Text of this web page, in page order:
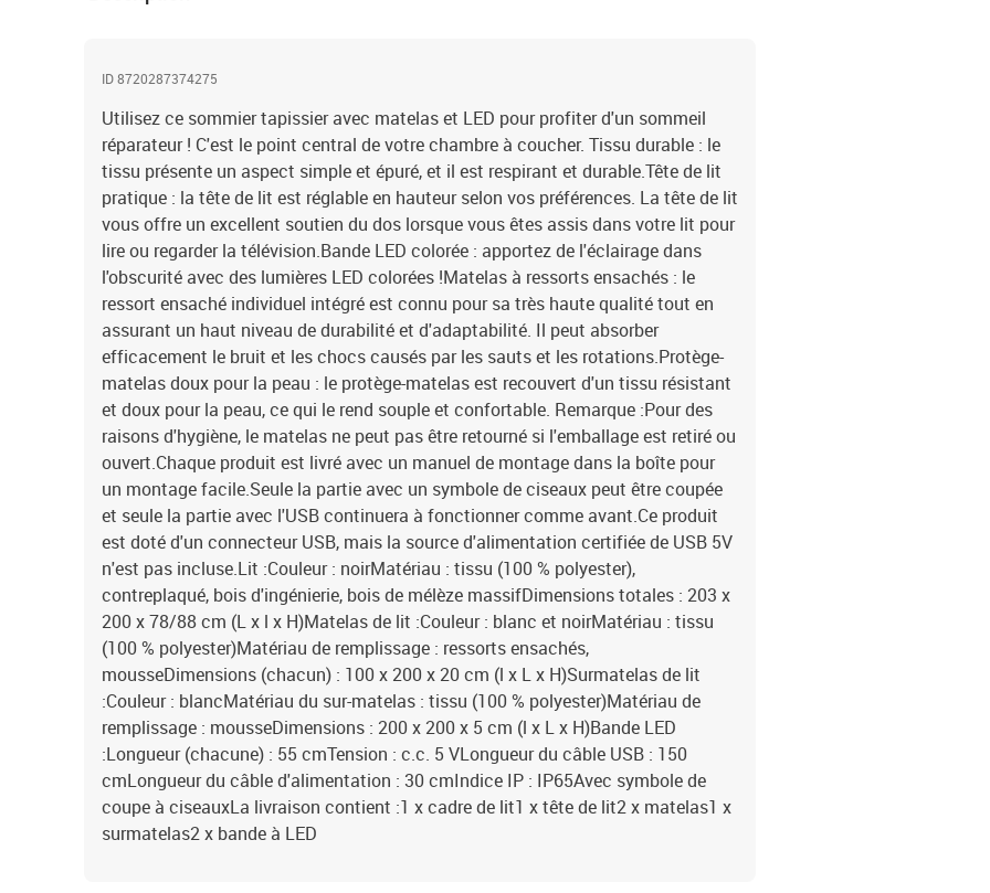
ID 8720287374275
Utilisez ce sommier tapissier avec matelas et LED pour profiter d'un sommeil
réparateur ! C'est le point central de votre chambre à coucher. Tissu durable : le
tissu présente un aspect simple et épuré, et il est respirant et durable.Tête de lit
pratique : la tête de lit est réglable en hauteur selon vos préférences. La tête de lit
vous offre un excellent soutien du dos lorsque vous êtes assis dans votre lit pour
lire ou regarder la télévision.Bande LED colorée : apportez de l'éclairage dans
l'obscurité avec des lumières LED colorées !Matelas à ressorts ensachés : le
ressort ensaché individuel intégré est connu pour sa très haute qualité tout en
assurant un haut niveau de durabilité et d'adaptabilité. Il peut absorber
efficacement le bruit et les chocs causés par les sauts et les rotations.Protège-
matelas doux pour la peau : le protège-matelas est recouvert d'un tissu résistant
et doux pour la peau, ce qui le rend souple et confortable. Remarque :Pour des
raisons d'hygiène, le matelas ne peut pas être retourné si l'emballage est retiré ou
ouvert.Chaque produit est livré avec un manuel de montage dans la boîte pour
un montage facile.Seule la partie avec un symbole de ciseaux peut être coupée
et seule la partie avec l'USB continuera à fonctionner comme avant.Ce produit
est doté d'un connecteur USB, mais la source d'alimentation certifiée de USB 5V
n'est pas incluse.Lit :Couleur : noirMatériau : tissu (100 % polyester),
contreplaqué, bois d'ingénierie, bois de mélèze massifDimensions totales : 203 x
200 x 78/88 cm (L x l x H)Matelas de lit :Couleur : blanc et noirMatériau : tissu
(100 % polyester)Matériau de remplissage : ressorts ensachés,
mousseDimensions (chacun) : 100 x 200 x 20 cm (l x L x H)Surmatelas de lit
:Couleur : blancMatériau du sur-matelas : tissu (100 % polyester)Matériau de
remplissage : mousseDimensions : 200 x 200 x 5 cm (l x L x H)Bande LED
:Longueur (chacune) : 55 cmTension : c.c. 5 VLongueur du câble USB : 150
cmLongueur du câble d'alimentation : 30 cmIndice IP : IP65Avec symbole de
coupe à ciseauxLa livraison contient :1 x cadre de lit1 x tête de lit2 x matelas1 x
surmatelas2 x bande à LED